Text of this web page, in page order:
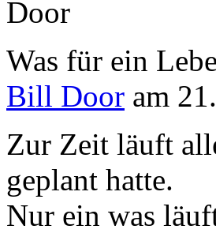
Was für ein
Bill Door am
Zur Zeit läuft
geplant hatte.
Nur ein was